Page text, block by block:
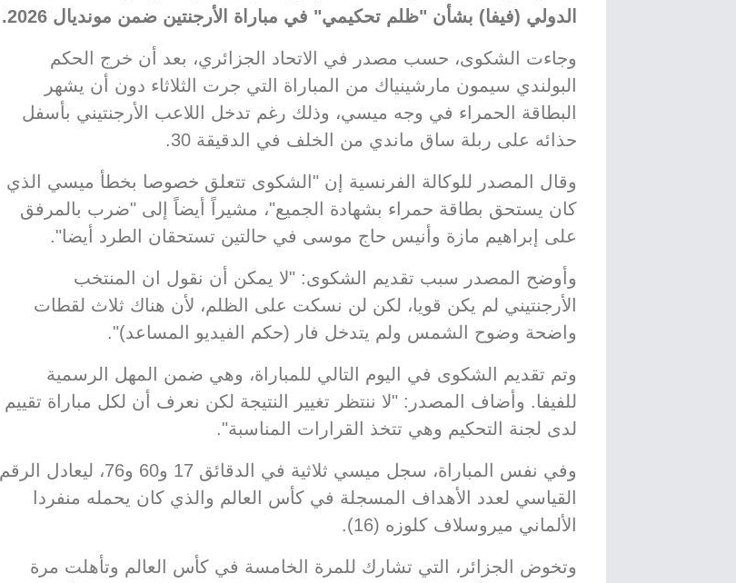
الدولي (فيفا) بشأن "ظلم تحكيمي" في مباراة الأرجنتين ضمن مونديال 2026.
وجاءت الشكوى، حسب مصدر في الاتحاد الجزائري، بعد أن خرج الحكم
البولندي سيمون مارشينياك من المباراة التي جرت الثلاثاء دون أن يشهر
البطاقة الحمراء في وجه ميسي، وذلك رغم تدخل اللاعب الأرجنتيني بأسفل
حذائه على ربلة ساق ماندي من الخلف في الدقيقة 30.
وقال المصدر للوكالة الفرنسية إن "الشكوى تتعلق خصوصا بخطأ ميسي الذي
كان يستحق بطاقة حمراء بشهادة الجميع"، مشيراً أيضاً إلى "ضرب بالمرفق
على إبراهيم مازة وأنيس حاج موسى في حالتين تستحقان الطرد أيضا".
وأوضح المصدر سبب تقديم الشكوى: "لا يمكن أن نقول ان المنتخب
الأرجنتيني لم يكن قويا، لكن لن نسكت على الظلم، لأن هناك ثلاث لقطات
واضحة وضوح الشمس ولم يتدخل فار (حكم الفيديو المساعد)".
وتم تقديم الشكوى في اليوم التالي للمباراة، وهي ضمن المهل الرسمية
للفيفا. وأضاف المصدر: "لا ننتظر تغيير النتيجة لكن نعرف أن لكل مباراة تقييم
لدى لجنة التحكيم وهي تتخذ القرارات المناسبة".
وفي نفس المباراة، سجل ميسي ثلاثية في الدقائق 17 و60 و76، ليعادل الرقم
القياسي لعدد الأهداف المسجلة في كأس العالم والذي كان يحمله منفردا
الألماني ميروسلاف كلوزه (16).
وتخوض الجزائر، التي تشارك للمرة الخامسة في كأس العالم وتأهلت مرة